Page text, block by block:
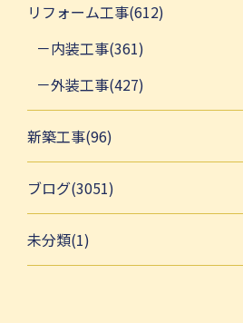
リフォーム工事(612)
内装工事(361)
外装工事(427)
新築工事(96)
ブログ(3051)
未分類(1)